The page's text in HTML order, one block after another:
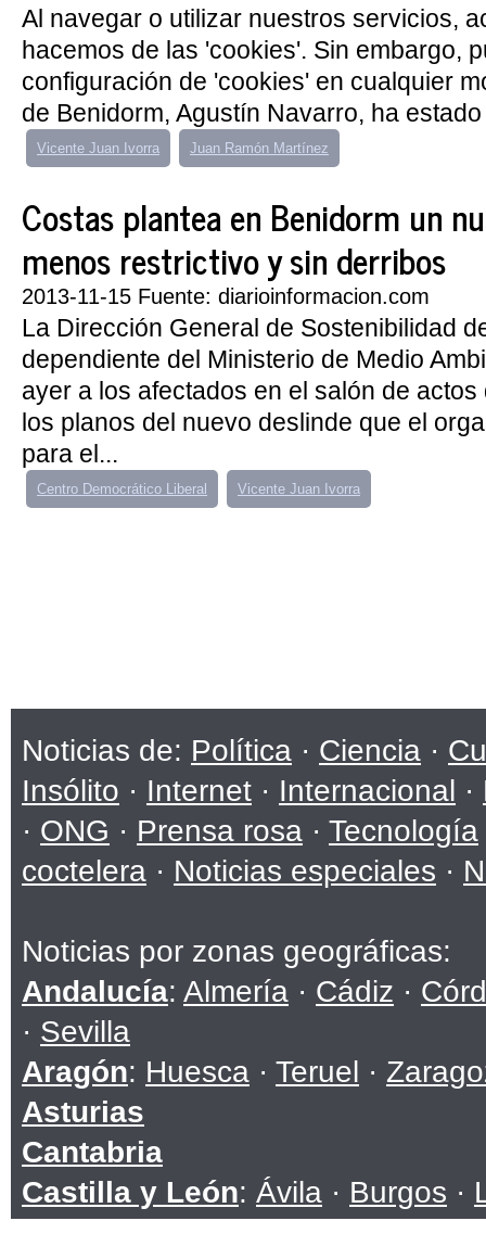
Al navegar o utilizar nuestros servicios,
hacemos de las 'cookies'. Sin embargo,
configuración de 'cookies' en cualquier
de Benidorm, Agustín Navarro, ha
Vicente Juan Ivorra Juan Ramón Martínez
Costas plantea en Benidorm un
menos restrictivo y sin derribos
2013-11-15 Fuente: diarioinformacion.com
La Dirección General de Sostenibilidad
dependiente del Ministerio de Medio
ayer a los afectados en el salón de actos
los planos del nuevo deslinde que el
para el...
Centro Democrático Liberal Vicente Juan Ivorra
Noticias de: Política · Ciencia ·
Insólito · Internet · Internacional ·
· ONG · Prensa rosa · Tecnología
coctelera · Noticias especiales ·
Noticias por zonas geográficas:
Andalucía: Almería · Cádiz ·
· Sevilla
Aragón: Huesca · Teruel ·
Asturias
Cantabria
Castilla y León: Ávila · Burgos ·